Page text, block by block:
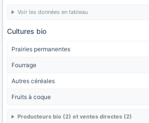
Voir les données en tableau
Cultures bio
Prairies permanentes
Fourrage
Autres céréales
Fruits à coque
Producteurs bio (2) et ventes directes (2)